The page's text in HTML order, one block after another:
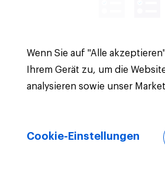
Wenn Sie auf "Alle
Ihrem Gerät zu, um die
analysieren sowie unser
Cookie-Einstellungen